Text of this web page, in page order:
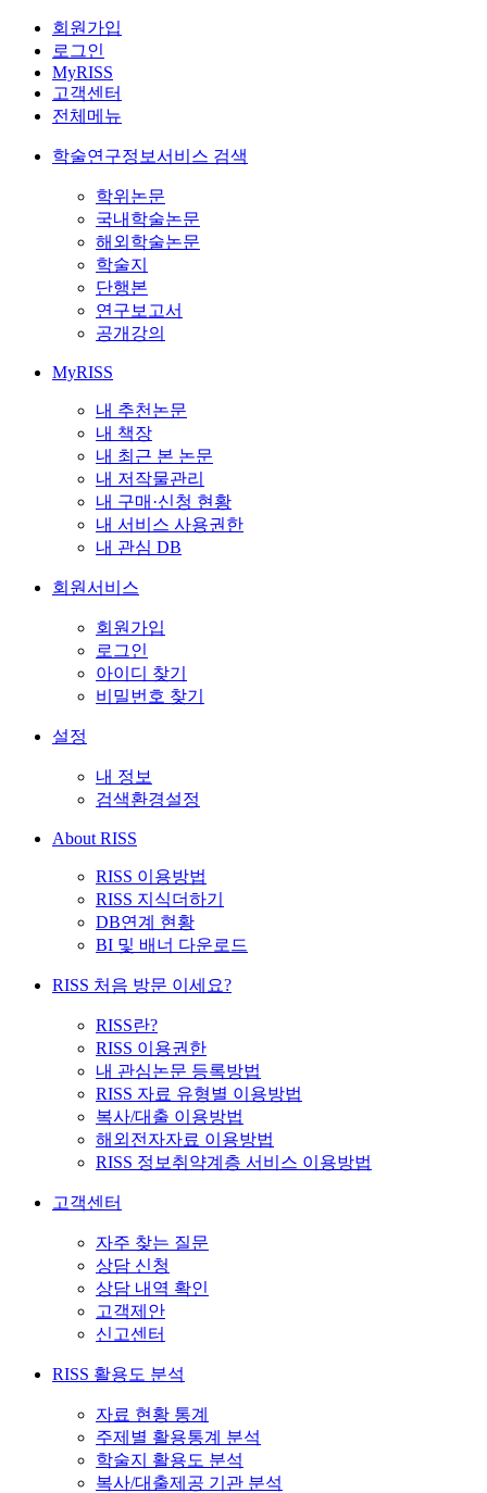
회원가입
로그인
MyRISS
고객센터
전체메뉴
학술연구정보서비스 검색
학위논문
국내학술논문
해외학술논문
학술지
단행본
연구보고서
공개강의
MyRISS
내 추천논문
내 책장
내 최근 본 논문
내 저작물관리
내 구매·신청 현황
내 서비스 사용권한
내 관심 DB
회원서비스
회원가입
로그인
아이디 찾기
비밀번호 찾기
설정
내 정보
검색환경설정
About RISS
RISS 이용방법
RISS 지식더하기
DB연계 현황
BI 및 배너 다운로드
RISS 처음 방문 이세요?
RISS란?
RISS 이용권한
내 관심논문 등록방법
RISS 자료 유형별 이용방법
복사/대출 이용방법
해외전자자료 이용방법
RISS 정보취약계층 서비스 이용방법
고객센터
자주 찾는 질문
상담 신청
상담 내역 확인
고객제안
신고센터
RISS 활용도 분석
자료 현황 통계
주제별 활용통계 분석
학술지 활용도 분석
복사/대출제공 기관 분석